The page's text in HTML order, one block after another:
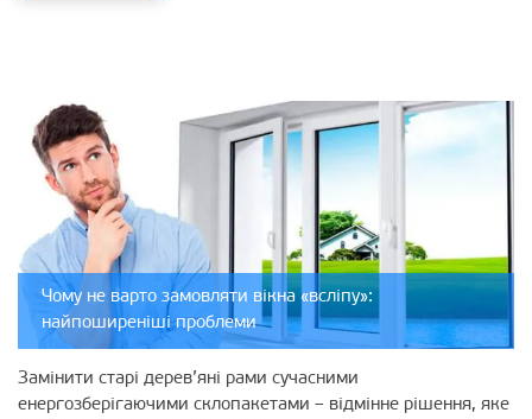
Чому не варто замовляти вікна «всліпу»:
найпоширеніші проблеми
Замінити старі дерев’яні рами сучасними
енергозберігаючими склопакетами – відмінне рішення, яке